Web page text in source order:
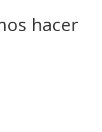
hacer